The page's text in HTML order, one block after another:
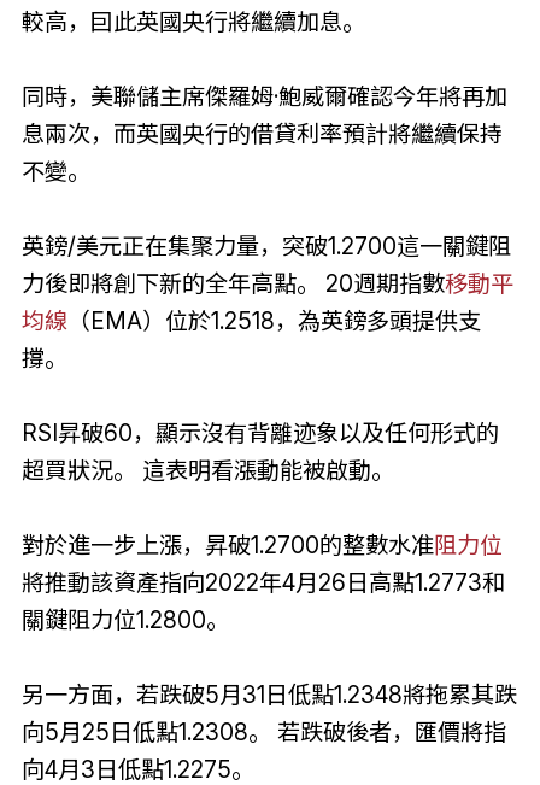
較高，囙此英國央行將繼續加息。
同時，美聯儲主席傑羅姆·鮑威爾確認今年將再加
息兩次，而英國央行的借貸利率預計將繼續保持
不變。
英鎊/美元正在集聚力量，突破1.2700這一關鍵阻
力後即將創下新的全年高點。 20週期指數移動平
均線（EMA）位於1.2518，為英鎊多頭提供支
撐。
RSI昇破60，顯示沒有背離迹象以及任何形式的
超買狀況。 這表明看漲動能被啟動。
對於進一步上漲，昇破1.2700的整數水准阻力位
將推動該資產指向2022年4月26日高點1.2773和
關鍵阻力位1.2800。
另一方面，若跌破5月31日低點1.2348將拖累其跌
向5月25日低點1.2308。 若跌破後者，匯價將指
向4月3日低點1.2275。